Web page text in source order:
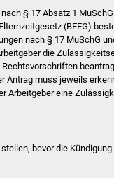
Bildung
Schulen
Kolping-
§ 17 Absatz 1
(BEEG)
nach § 17 MuSchG
die
Rechtsvorschriften
Antrag muss jeweils
Arbeitgeber eine
bevor die